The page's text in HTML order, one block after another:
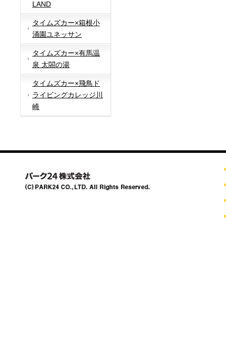
LAND
タイムズカー×箱根小
涌園ユネッサン
タイムズカー×有馬温
泉 太閤の湯
タイムズカー×飛鳥ド
ライビングカレッジ川
崎